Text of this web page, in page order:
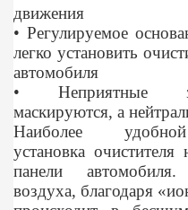
движения
• Регулируемое
легко установить
автомобиля
• Неприятные
маскируются, а
Наиболее
установка
панели
воздуха, благодаря